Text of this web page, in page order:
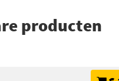
producten